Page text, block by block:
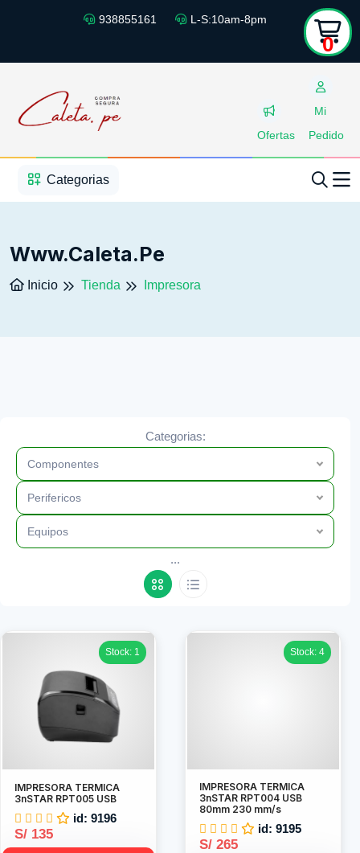
938855161 L-S:10am-8pm
Ofertas
Mi
Pedido
0
Categorias
Www.caleta.pe
Inicio Tienda Impresora
Categorias:
Componentes
Perifericos
Equipos
...
Stock: 1
IMPRESORA TERMICA
3nSTAR RPT005 USB
id: 9196
S/ 135
Stock: 4
IMPRESORA TERMICA
3nSTAR RPT004 USB
80mm 230 mm/s
id: 9195
S/ 265